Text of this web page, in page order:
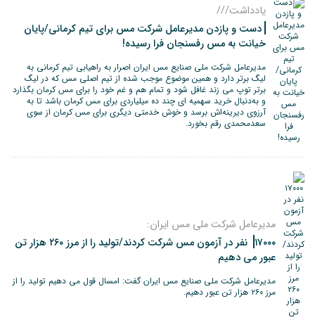
یادداشت///
دست و پازدن مدیرعامل شرکت مس برای تیم کرمانی/پایان
خیانت به مس رفسنجان فرا رسیده!
مدیرعامل شرکت ملی صنایع مس ایران اصرار به راهیابی تیم کرمانی به
لیگ برتر دارد و همین موضوع موجب شده از تیم اصلی مس که در لیگ
برتر توپ می زند غافل شود و تمام هم و غم خود را برای مس کرمان بگذارد
و به‌دنبال خرید سهمیه ای چند ده میلیاردی برای مس کرمان باشد تا به
آرزوی دیرینه‌اش برسد و خوش خدمتی دیگری برای مس کرمان از سوی
سعدمحمدی رقم بخورد.
مدیرعامل شرکت ملی مس ایران:
۱۷۰۰۰ نفر در آزمون مس شرکت کردند/تولید را از مرز ۲۶۰ هزار تن
عبور می دهیم
مدیرعامل شرکت ملی صنایع مس ایران گفت: امسال قول می دهیم تولید را از
مرز ۲۶۰ هزار تن عبور دهیم.